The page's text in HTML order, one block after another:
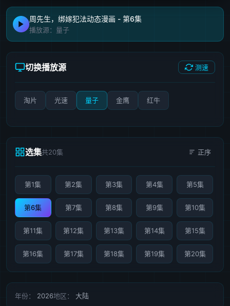
周先生，绑嫁犯法动态漫画 - 第6集
播放源：量子
切换播放源 测速
淘片 光速 量子 金鹰 红牛
选集共20集 正序
第1集 第2集 第3集 第4集 第5集
第6集 第7集 第8集 第9集 第10集
第11集 第12集 第13集 第14集 第15集
第16集 第17集 第18集 第19集 第20集
年份： 2026地区： 大陆